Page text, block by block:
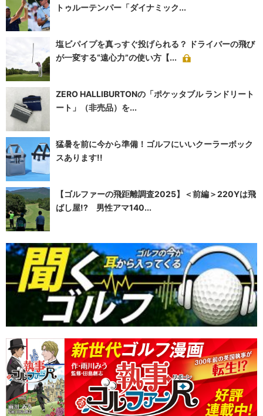
トゥルーテンパー「ダイナミック...
塩ビパイプを真っすぐ投げられる？ ドライバーの飛び
が一変する“遠心力”の使い方【...
ZERO HALLIBURTONの「ポケッタブル ランドリート
ート」（非売品）を...
猛暑を前に今から準備！ゴルフにいいクーラーボック
スあります!!
【ゴルファーの飛距離調査2025】＜前編＞220Yは飛
ばし屋!? 男性アマ140...